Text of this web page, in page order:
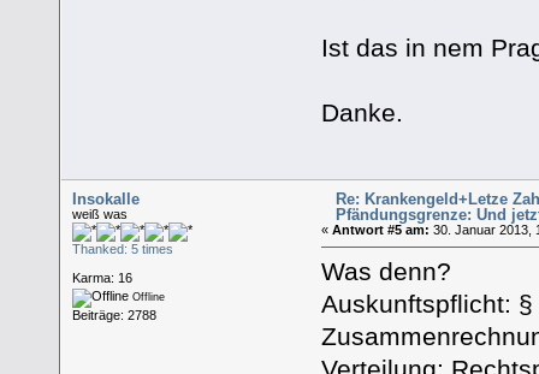
Ist das in nem
Danke.
Insokalle
weiß was
Thanked: 5 times
Karma: 16
Offline
Beiträge: 2788
Re: Krankengeld+Letze
Pfändungsgrenze: Und
« Antwort #5 am: 30. Januar 2013,
Was denn?
Auskunftspflicht: §